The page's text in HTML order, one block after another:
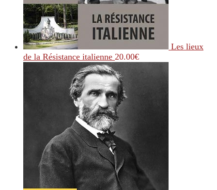
Les lieux
de la Résistance italienne 20.00€